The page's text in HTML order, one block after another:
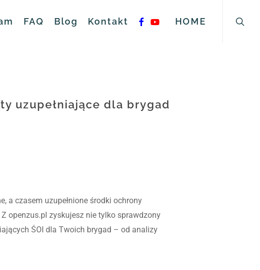
FAQ Blog Kontakt facebook
youtubeHOME
uzupełniające dla brygad
a czasem uzupełnione środki ochrony
openzus.pl zyskujesz nie tylko sprawdzony
ŚOI dla Twoich brygad – od analizy